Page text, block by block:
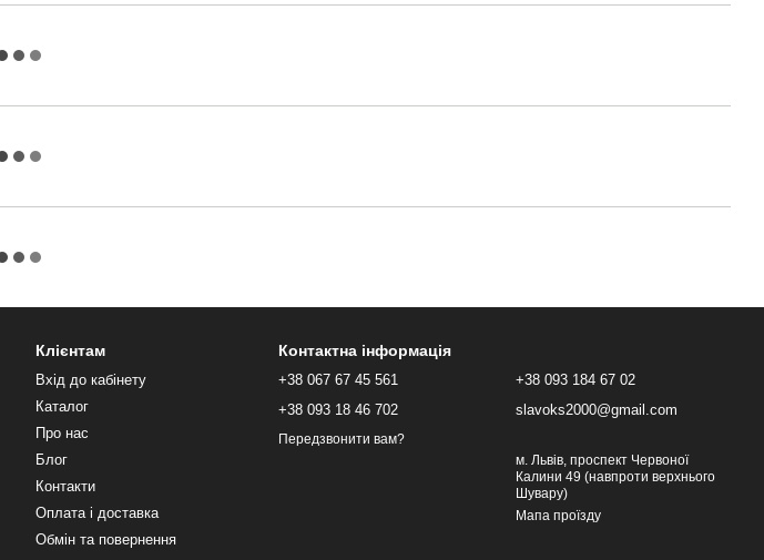
Клієнтам
Вхід до кабінету
Каталог
Про нас
Блог
Контакти
Оплата і доставка
Обмін та повернення
Контактна інформація
+38 067 67 45 561
+38 093 18 46 702
Передзвонити вам?
+38 093 184 67 02
slavoks2000@gmail.com
м. Львів, проспект Червоної
Калини 49 (навпроти верхнього
Шувару)
Мапа проїзду